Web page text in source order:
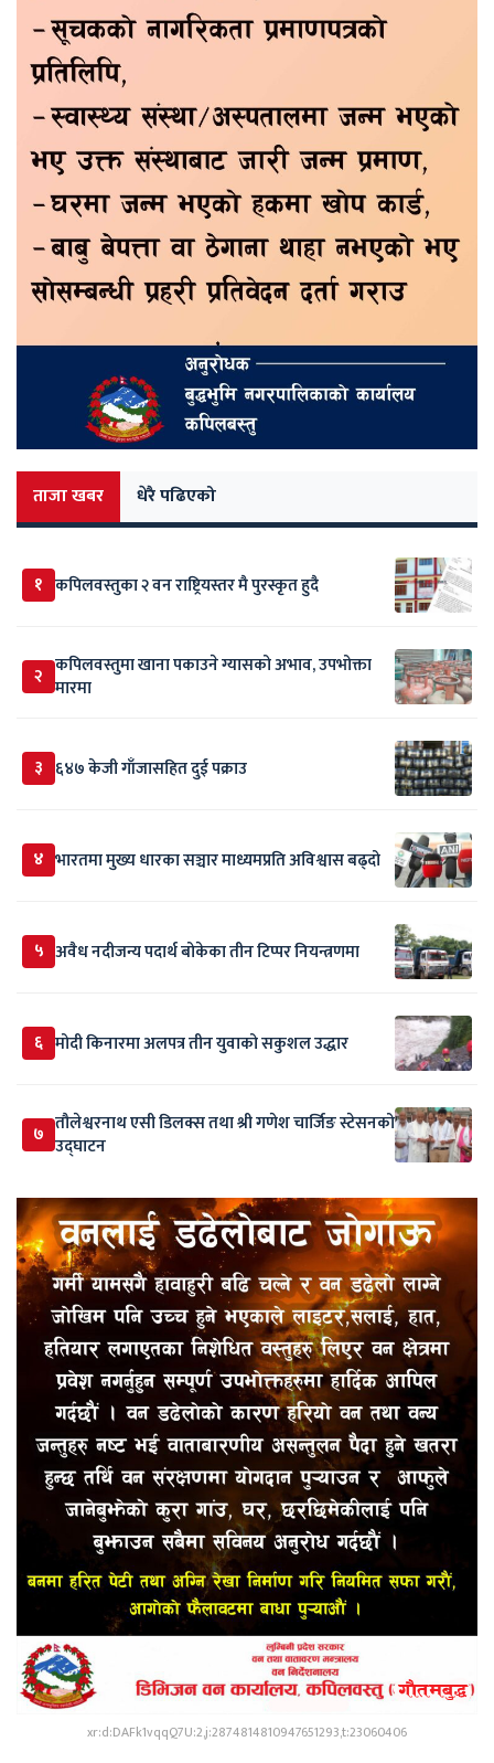
ताजा खबर धेरै पढिएको
१ कपिलवस्तुका २ वन राष्ट्रियस्तर मै पुरस्कृत हुदै
२ कपिलवस्तुमा खाना पकाउने ग्यासको अभाव, उपभोक्ता
मारमा
३ ६४७ केजी गाँजासहित दुई पक्राउ
४ भारतमा मुख्य धारका सञ्चार माध्यमप्रति अविश्वास बढ्दो
५ अवैध नदीजन्य पदार्थ बोकेका तीन टिप्पर नियन्त्रणमा
६ मोदी किनारमा अलपत्र तीन युवाको सकुशल उद्धार
७ तौलेश्वरनाथ एसी डिलक्स तथा श्री गणेश चार्जिङ स्टेसनको
उद्घाटन
xr:d:DAFk1vqqQ7U:2,j:2874814810947651293,t:23060406